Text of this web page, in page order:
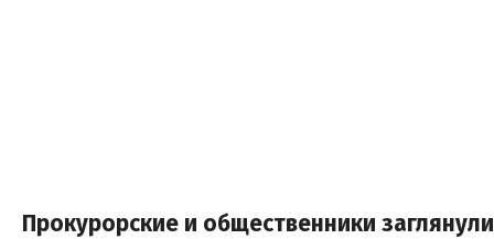
Прокурорские и общественники